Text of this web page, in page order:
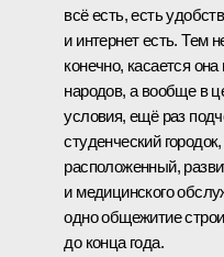
всё есть, есть
и интернет есть. Тем
конечно, касается
народов, а вообще в
условия, ещё раз
студенческий
расположенный,
и медицинского
одно общежитие
до конца года.